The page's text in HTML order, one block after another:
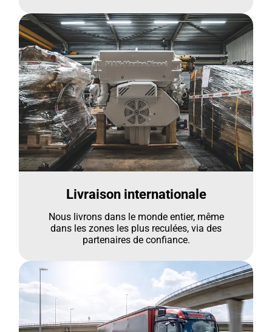
Livraison internationale
Nous livrons dans le monde entier, même
dans les zones les plus reculées, via des
partenaires de confiance.